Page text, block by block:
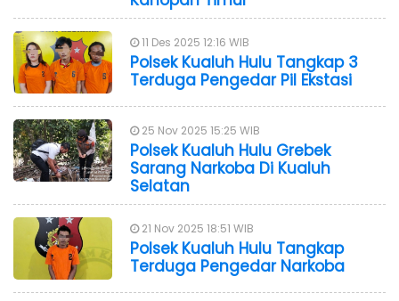
11 Des 2025 12:16 WIB
Polsek Kualuh Hulu Tangkap 3
Terduga Pengedar Pil Ekstasi
25 Nov 2025 15:25 WIB
Polsek Kualuh Hulu Grebek
Sarang Narkoba Di Kualuh
Selatan
21 Nov 2025 18:51 WIB
Polsek Kualuh Hulu Tangkap
Terduga Pengedar Narkoba